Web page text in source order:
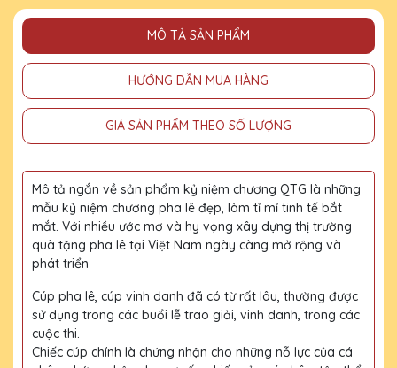
MÔ TẢ SẢN PHẨM
HƯỚNG DẪN MUA HÀNG
GIÁ SẢN PHẨM THEO SỐ LƯỢNG
Mô tả ngắn về sản phẩm kỷ niệm chương QTG là những
mẫu kỷ niệm chương pha lê đẹp, làm tỉ mỉ tinh tế bắt
mắt. Với nhiều ước mơ và hy vọng xây dựng thị trường
quà tặng pha lê tại Việt Nam ngày càng mở rộng và
phát triển
Cúp pha lê, cúp vinh danh đã có từ rất lâu, thường được
sử dụng trong các buổi lễ trao giải, vinh danh, trong các
cuộc thi.
Chiếc cúp chính là chứng nhận cho những nỗ lực của cá